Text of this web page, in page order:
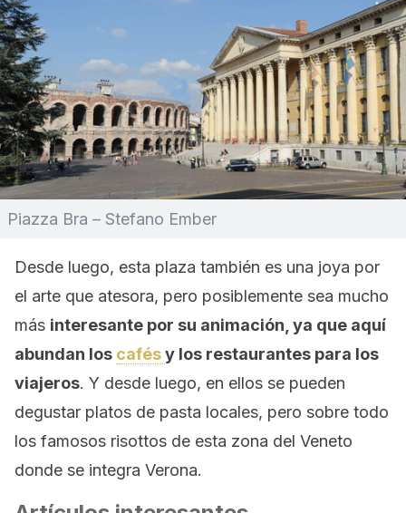
Piazza Bra – Stefano Ember
Desde luego, esta plaza también es una joya por
el arte que atesora, pero posiblemente sea mucho
más interesante por su animación, ya que aquí
abundan los cafésy los restaurantes para los
viajeros. Y desde luego, en ellos se pueden
degustar platos de pasta locales, pero sobre todo
los famosos risottos de esta zona del Veneto
donde se integra Verona.